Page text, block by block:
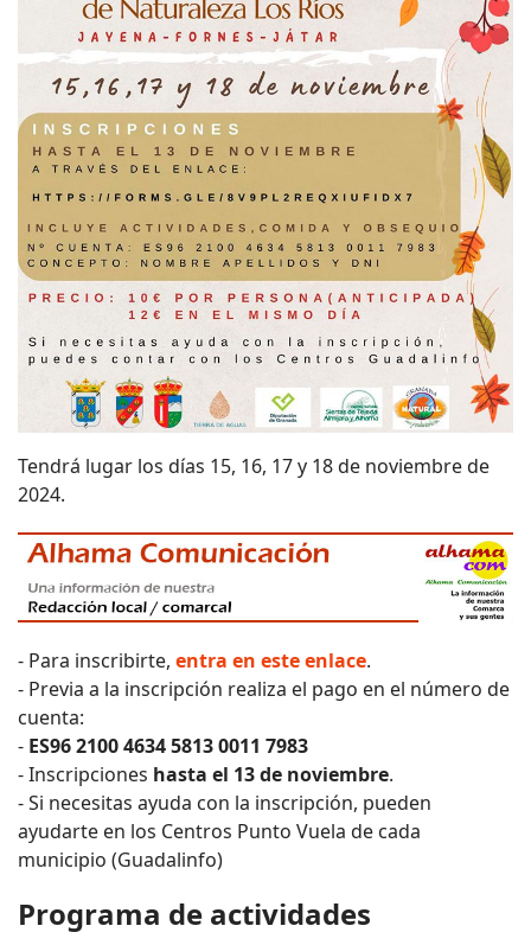
Tendrá lugar los días 15, 16, 17 y 18 de noviembre de
2024.
- Para inscribirte, entra en este enlace.
- Previa a la inscripción realiza el pago en el número de
cuenta:
- ES96 2100 4634 5813 0011 7983
- Inscripciones hasta el 13 de noviembre.
- Si necesitas ayuda con la inscripción, pueden
ayudarte en los Centros Punto Vuela de cada
municipio (Guadalinfo)
Programa de actividades